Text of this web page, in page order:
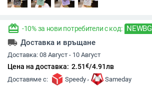
redeem -10% за нови потребители с код: NEWBG
local_shipping Доставка и връщане
Доставка: 08 Август - 10 Август
Цена на доставка: 2.51€/4.91лв
Доставяме с: Speedy ,
Sameday